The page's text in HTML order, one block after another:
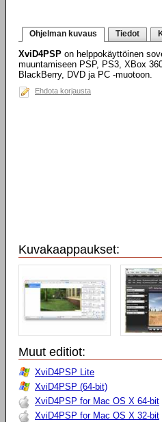
Ohjelman kuvaus Tiedot
XviD4PSP on helppokäyttöinen
muuntamiseen PSP, PS3, XBox
BlackBerry, DVD ja PC -muotoon.
Ehdota korjausta
Kuvakaappaukset:
Muut editiot:
XviD4PSP Lite
XviD4PSP (64-bit)
XviD4PSP for Mac OS X 64-bit
XviD4PSP for Mac OS X 32-bit